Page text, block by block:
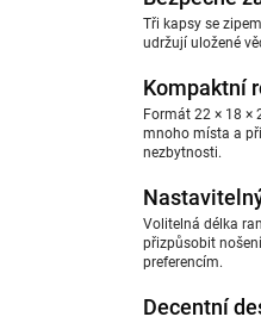
Tři kapsy se
udržují uložené
Kompaktní
Formát 22 × 18 ×
mnoho místa a
nezbytnosti.
Volitelná délka
přizpůsobit
preferencím.
Decentní